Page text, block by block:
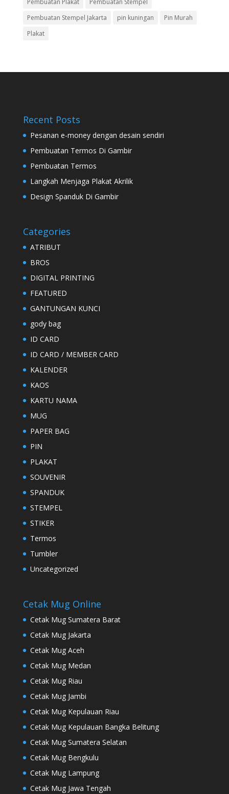
Pembuatan Stempel Jakarta
pin kuningan
Pin Murah
Plakat
Recent Posts
Pesanan e-money dengan desain sendiri
Pembuatan Termos Di Gambir
Pembuatan Termos
Langkah Menjaga Plakat Akrilik
Design Spanduk Di Gambir
Categories
ATRIBUT
BROS
DIGITAL PRINTING
FEATURED
GANTUNGAN KUNCI
gody bag
ID CARD
ID CARD / MEMBER CARD
KALENDER
KAOS
KARTU NAMA
MUG
PAPER BAG
PIN
PLAKAT
SOUVENIR
SPANDUK
STEMPEL
STIKER
Termos
Tumbler
Uncategorized
Cetak Mug Online
Cetak Mug Sumatera Barat
Cetak Mug Jakarta
Cetak Mug Aceh
Cetak Mug Medan
Cetak Mug Riau
Cetak Mug Jambi
Cetak Mug Kepulauan Riau
Cetak Mug Kepulauan Bangka Belitung
Cetak Mug Sumatera Selatan
Cetak Mug Bengkulu
Cetak Mug Lampung
Cetak Mug Jawa Tengah